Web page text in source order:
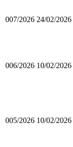
007/2026 24/02/2026
006/2026 10/02/2026
005/2026 10/02/2026